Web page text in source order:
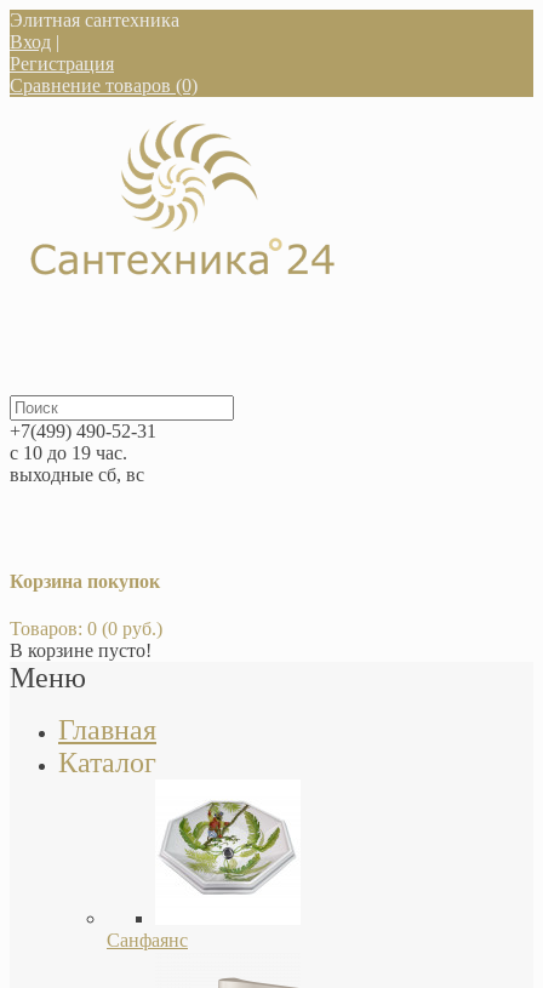
Элитная сантехника
Вход |
Регистрация
Сравнение товаров (0)
+7(499) 490-52-31
с 10 до 19 час.
выходные сб, вс
Корзина покупок
Товаров: 0 (0 руб.)
В корзине пусто!
Меню
Главная
Каталог
Санфаянс